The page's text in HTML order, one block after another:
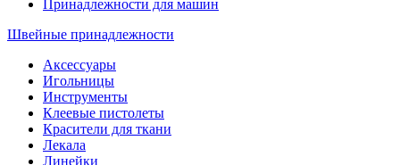
Принадлежности для машин
Швейные принадлежности
Аксессуары
Игольницы
Инструменты
Клеевые пистолеты
Красители для ткани
Лекала
Линейки